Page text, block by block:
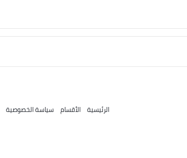
الرئيسية الأقسام سياسة الخصوصية